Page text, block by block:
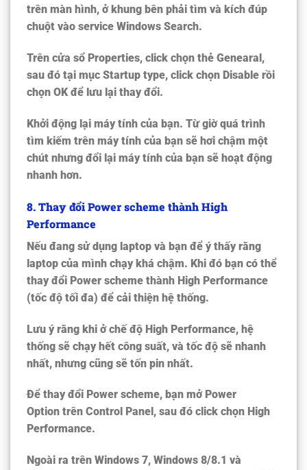
trên màn hình, ở khung bên phải tìm và kích đúp
chuột vào service Windows Search.
Trên cửa sổ Properties, click chọn thẻ Genearal ,
sau đó tại mục Startup type, click chọn Disable rồi
chọn OK để lưu lại thay đổi.
Khởi động lại máy tính của bạn. Từ giờ quá trình
tìm kiếm trên máy tính của bạn sẽ hơi chậm một
chút nhưng đổi lại máy tính của bạn sẽ hoạt động
nhanh hơn.
8. Thay đổi Power scheme thành High
Performance
Nếu đang sử dụng laptop và bạn để ý thấy rằng
laptop của mình chạy khá chậm. Khi đó bạn có thể
thay đổi Power scheme thành High Performance
(tốc độ tối đa) để cải thiện hệ thống.
Lưu ý rằng khi ở chế độ High Performance, hệ
thống sẽ chạy hết công suất, và tốc độ sẽ nhanh
nhất, nhưng cũng sẽ tốn pin nhất.
Để thay đổi Power scheme, bạn mở Power
Option trên Control Panel, sau đó click chọn High
Performance.
Ngoài ra trên Windows 7, Windows 8/8.1 và